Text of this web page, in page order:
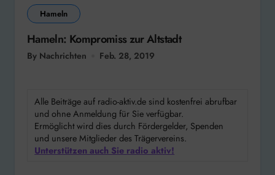
Hameln
Hameln: Kompromiss zur Altstadt
By Nachrichten Feb. 28, 2019
Alle Beiträge auf radio-aktiv.de sind kostenfrei abrufbar
und ohne Anmeldung für Sie verfügbar.
Ermöglicht wird dies durch Fördergelder, Spenden
und unsere Mitglieder des Trägervereins.
Unterstützen auch Sie radio aktiv!